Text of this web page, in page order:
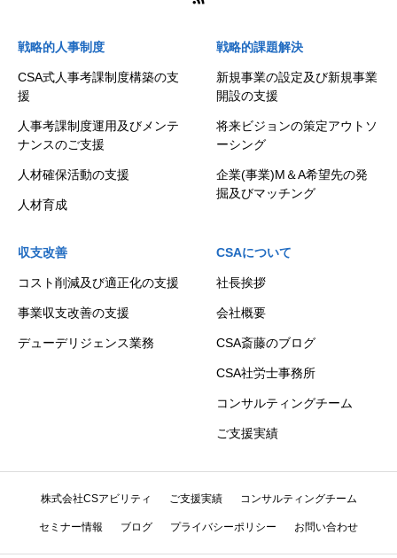
戦略的人事制度
CSA式人事考課制度構築の支
援
人事考課制度運用及びメンテ
ナンスのご支援
人材確保活動の支援
人材育成
戦略的課題解決
新規事業の設定及び新規事業
開設の支援
将来ビジョンの策定アウトソ
ーシング
企業(事業)M＆A希望先の発
掘及びマッチング
収支改善
コスト削減及び適正化の支援
事業収支改善の支援
デューデリジェンス業務
CSAについて
社長挨拶
会社概要
CSA斎藤のブログ
CSA社労士事務所
コンサルティングチーム
ご支援実績
株式会社CSアビリティ ご支援実績 コンサルティングチーム
セミナー情報 ブログ プライバシーポリシー お問い合わせ